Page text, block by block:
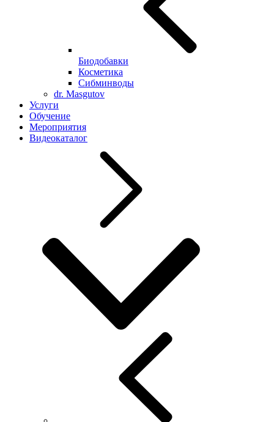
Биодобавки
Косметика
Сибминводы
dr. Masgutov
Услуги
Обучение
Мероприятия
Видеокаталог